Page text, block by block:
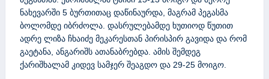
ნახევარში 5 ბურთითაც დაწინაურდა, მაგრამ პეგასმა
ბოლომდე იბრძოლა. დასრულებამდე ხუთიოდ წუთით
ადრე ლიზა ჩხაიძე მეკარესთან პირისპირ გავიდა და რომ
გაეტანა, ანგარიშს ათანაბრებდა. ამის შემდეგ
ქარიშხალამ კიდევ სამჯერ შეაგდო და 29-25 მოიგო.